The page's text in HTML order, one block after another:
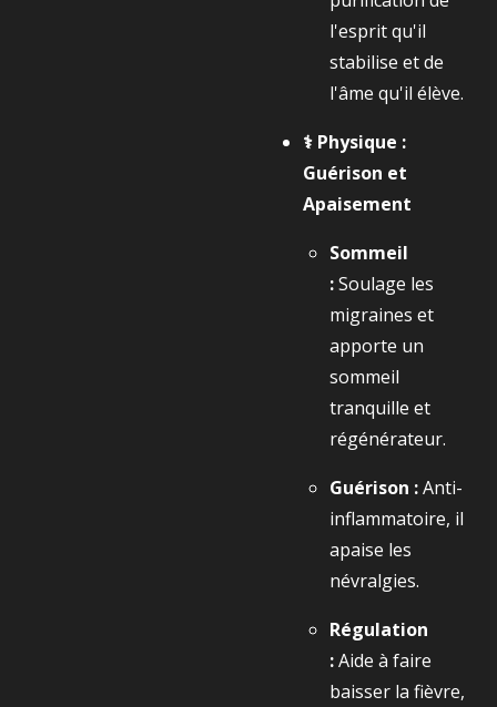
l'esprit qu'il
stabilise et de
l'âme qu'il élève.
⚕️ Physique :
Guérison et
Apaisement
Sommeil
:Soulage les
migraines et
apporte un
sommeil
tranquille et
régénérateur.
Guérison :Anti-
inflammatoire, il
apaise les
névralgies.
Régulation
:Aide à faire
baisser la fièvre,